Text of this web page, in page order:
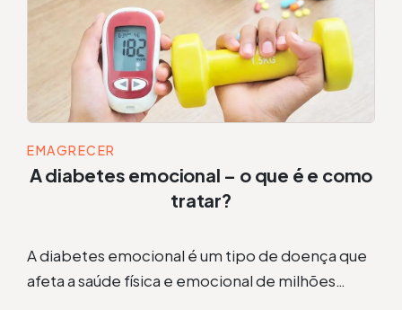
EMAGRECER
A diabetes emocional – o que é e como
tratar?
A diabetes emocional é um tipo de doença que
afeta a saúde física e emocional de milhões…